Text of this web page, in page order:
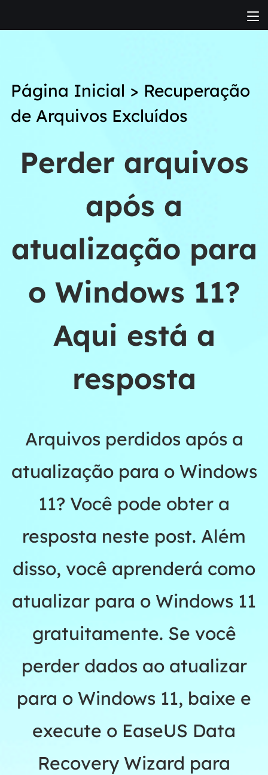
Página Inicial > Recuperação
de Arquivos Excluídos
Perder arquivos
após a
atualização para
o Windows 11?
Aqui está a
resposta
Arquivos perdidos após a
atualização para o Windows
11? Você pode obter a
resposta neste post. Além
disso, você aprenderá como
atualizar para o Windows 11
gratuitamente. Se você
perder dados ao atualizar
para o Windows 11, baixe e
execute o EaseUS Data
Recovery Wizard para